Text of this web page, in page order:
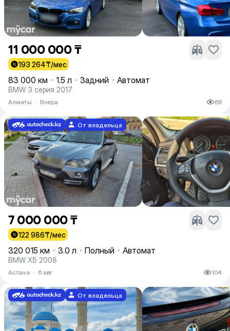
11 000 000 ₸
193 264₸/мес
83 000 км · 1.5 л · Задний · Автомат
BMW 3 серия 2017
Алматы · Вчера 68
От владельца
7 000 000 ₸
122 986₸/мес
320 015 км · 3.0 л · Полный · Автомат
BMW X5 2008
Астана · 6 авг 104
От владельца